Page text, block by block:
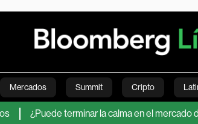
Mercados Summit Cripto
Economía Estilo de vida
terminar la calma en el mercado de